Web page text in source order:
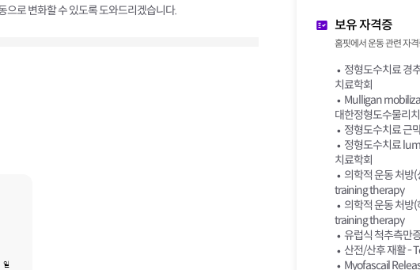
으로 변화할 수 있도록 도와드리겠습니다.
일
보유 자격증
홈핏에서 운동 관련 자
정형도수치료 경
치료학회
Mulligan
대한정형도수물리
정형도수치료 근
정형도수치료
치료학회
의학적 운동 처방
training therapy
의학적 운동 처방
training therapy
유럽식 척추측만
산전/산후 재활 -
Myofascail